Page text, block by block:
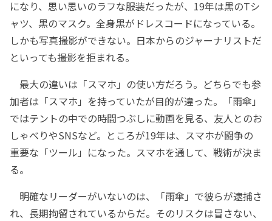
になり、思い思いのラフな服装だったが、19年は黒のTシ
ャツ、黒のマスク。全身黒がドレスコードになっている。
しかも写真撮影ができない。日本からのジャーナリストだ
といっても撮影を拒まれる。
最大の違いは「スマホ」の使い方だろう。どちらでも参
加者は「スマホ」を持っていたが目的が違った。「雨傘」
ではテントの中での時間つぶしに動画を見る、友人とのお
しゃべりやSNSなど。ところが19年は、スマホが闘争の
重要な「ツール」になった。スマホを通して、戦術が決ま
る。
明確なリーダーがいないのは、「雨傘」で彼らが逮捕さ
れ、長期拘留されているからだ。そのリスクは冒さない、